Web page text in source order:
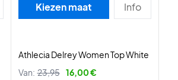
Kiezen maat Info
Athlecia Delrey Women Top White
Van: 23,95 16,00 €